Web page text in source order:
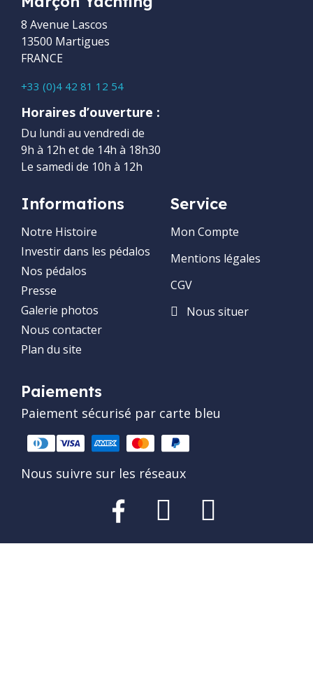
8 Avenue Lascos
13500 Martigues
FRANCE
+33 (0)4 42 81 12 54
Horaires d’ouverture :
Du lundi au vendredi de
9h à 12h et de 14h à 18h30
Le samedi de 10h à 12h
Informations
Notre Histoire
Investir dans les pédalos
Nos pédalos
Presse
Galerie photos
Nous contacter
Plan du site
Service
Mon Compte
Mentions légales
CGV
Nous situer
Paiements
Paiement sécurisé par carte bleu
Nous suivre sur les réseaux